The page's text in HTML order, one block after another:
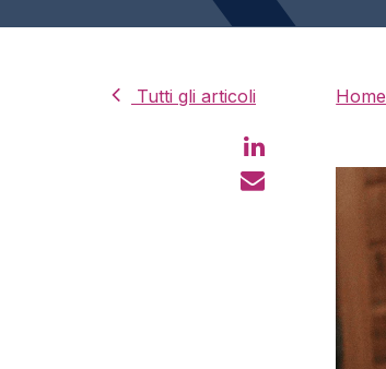
Tutti gli articoli Home